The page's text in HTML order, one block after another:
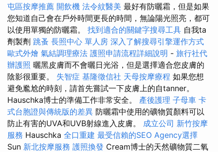
屯區按摩推薦 開飲機 法令紋醫美 最好有防曬霜，但是如果
您知道自己會在戶外時間更長的時間，無論陽光照亮，都可
以使用單獨的防曬霜。 找到適合的關鍵字搜尋工具 自我ta
劑製劑 跳蚤 長照中心 單人房 深入了解搜尋引擎運作方式
歐式外燴 氣結調理療法 護照申請流程詳細說明 - 旅行社代
辦護照 曬黑皮膚而不會曬日光浴，但是選擇適合您皮膚的
陰影很重要。 失智症 基隆徵信社 天母按摩療程 如果您想
避免尷尬的時刻，請首先嘗試一下皮膚上的自tanner。
Hauschka博士的準備工作非常安全。 產後護理 子母車 卡
式台胞證與傳統版的差異 防曬霜中使用的礦物質顏料可以
防止有害的UVA和UVB射線進入皮膚。 成立公司 新竹按摩
服務 Hauschka 全口重建 最受信賴的SEO Agency選擇
Sun 新北按摩服務 護照換發 Cream博士的天然礦物質二氧